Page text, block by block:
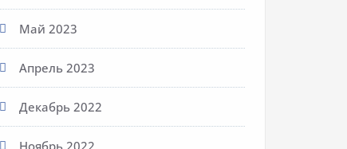
Май 2023
Апрель 2023
Декабрь 2022
Ноябрь 2022